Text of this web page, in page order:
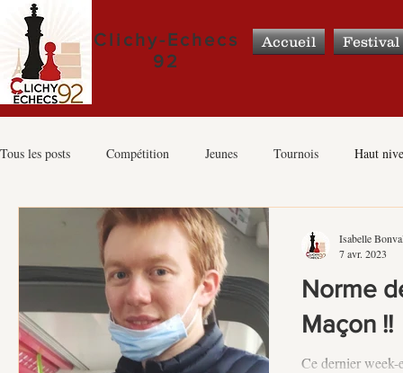
Clichy-Echecs
92
Accueil Festival
Tous les posts Compétition Jeunes Tournois Haut
Vie du club Féminines Scolaires
Norme
Maçon !!
Ce dernier
Isabelle
7 avr. 2023